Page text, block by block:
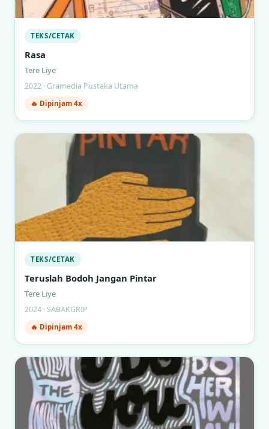
TEKS/CETAK
Rasa
Tere Liye
2022 · Gramedia Pustaka Utama
🔥 Dipinjam 4x
TEKS/CETAK
Teruslah Bodoh Jangan Pintar
Tere Liye
2024 · SABAKGRIP
🔥 Dipinjam 4x